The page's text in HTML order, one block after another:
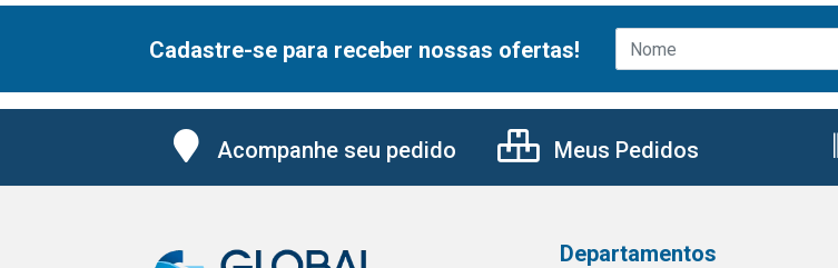
Cadastre-se para receber nossas ofertas!
Acompanhe seu pedido Meus Pedidos
Departamentos